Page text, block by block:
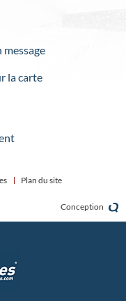
la carte
Plan du site
Conception